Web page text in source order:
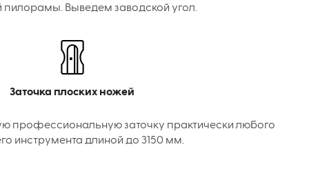
пилорамы. Выведем заводской угол.
Заточка плоских ножей
профессиональную заточку практически любого
инструмента длиной до 3150 мм.